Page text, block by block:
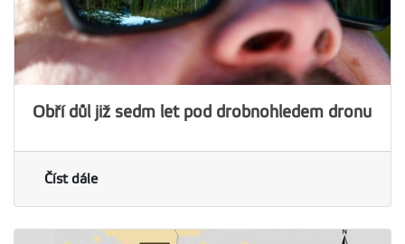
Obří důl již sedm let pod drobnohledem dronu
Číst dále